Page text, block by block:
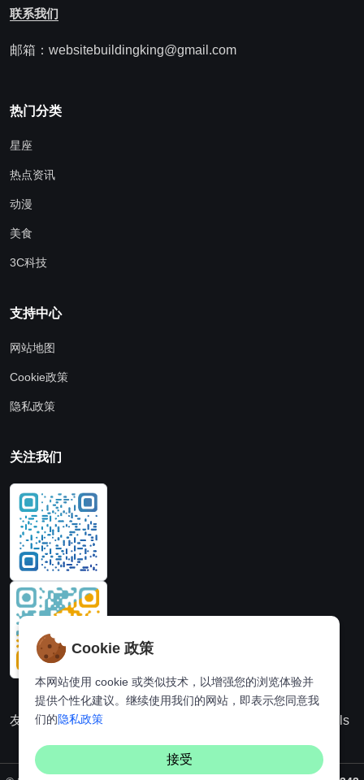
联系我们
邮箱：websitebuildingking@gmail.com
热门分类
星座
热点资讯
动漫
美食
3C科技
支持中心
网站地图
Cookie政策
隐私政策
关注我们
友情链接：动漫派 Hi,online tools
Cookie 政策
本网站使用 cookie 或类似技术，以增强您的浏览体验并
提供个性化建议。继续使用我们的网站，即表示您同意我
们的隐私政策
接受